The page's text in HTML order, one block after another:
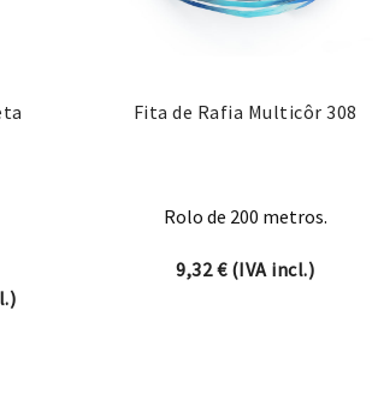
10,29 € through 22,99 €
Fita de Rafia Multicôr 308
Rolo de 200 metros.
9,32€(IVA incl.)